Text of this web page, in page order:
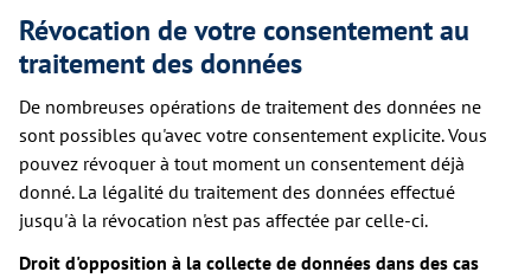
Révocation de votre consentement au
traitement des données
De nombreuses opérations de traitement des données ne
sont possibles qu'avec votre consentement explicite. Vous
pouvez révoquer à tout moment un consentement déjà
donné. La légalité du traitement des données effectué
jusqu'à la révocation n'est pas affectée par celle-ci.
Droit d'opposition à la collecte de données dans des cas